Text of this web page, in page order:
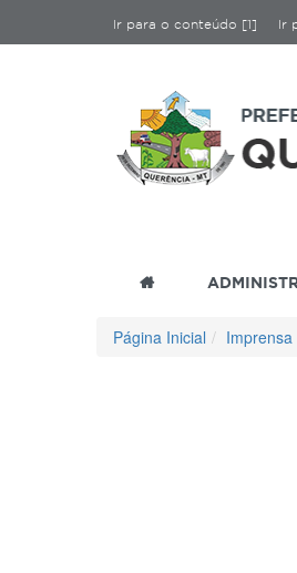
Ir para o conteúdo [1] Ir
Página Inicial Imprensa